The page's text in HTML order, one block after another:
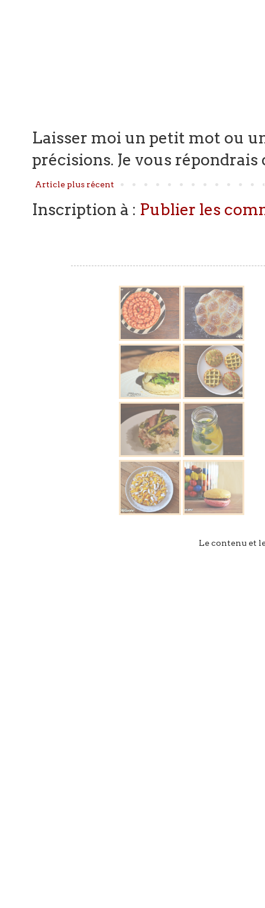
Laisser moi un petit mot ou
précisions. Je vous répondrais
Article plus récent
Inscription à : Publier les
Le contenu et